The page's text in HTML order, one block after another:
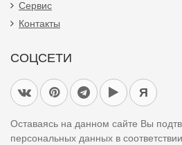
Сервис
Контакты
СОЦСЕТИ
Я
Оставаясь на данном сайте Вы
персональных данных в